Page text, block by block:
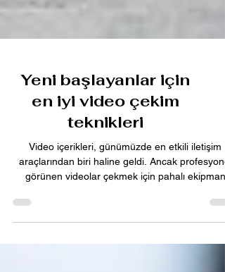
Yeni başlayanlar için
en iyi video çekim
teknikleri
Video içerikleri, günümüzde en etkili iletişim
görünen videolar çekmek için pahalı ekipman